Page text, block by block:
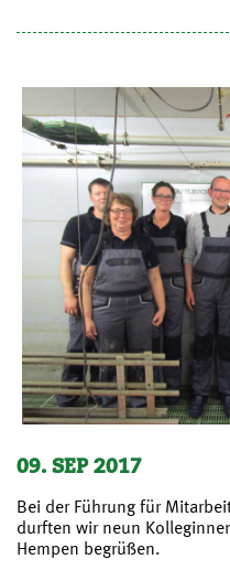
09. SEP 2017
Bei der Führung für
durften wir neun
Hempen begrüßen.